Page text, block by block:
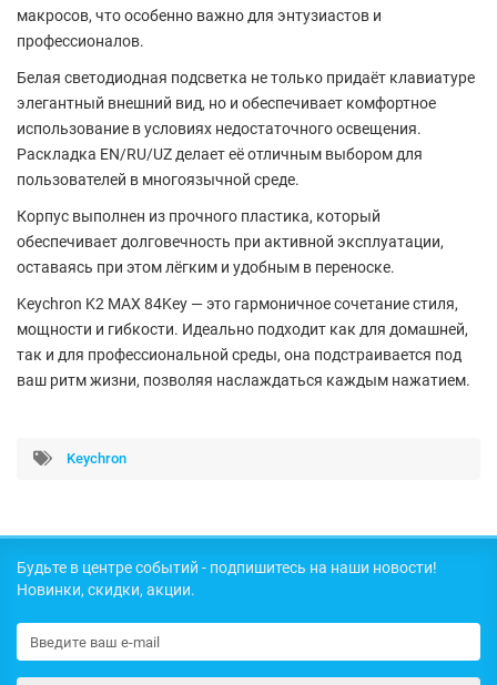
макросов, что особенно важно для энтузиастов и
профессионалов.
Белая светодиодная подсветка не только придаёт клавиатуре
элегантный внешний вид, но и обеспечивает комфортное
использование в условиях недостаточного освещения.
Раскладка EN/RU/UZ делает её отличным выбором для
пользователей в многоязычной среде.
Корпус выполнен из прочного пластика, который
обеспечивает долговечность при активной эксплуатации,
оставаясь при этом лёгким и удобным в переноске.
Keychron K2 MAX 84Key — это гармоничное сочетание стиля,
мощности и гибкости. Идеально подходит как для домашней,
так и для профессиональной среды, она подстраивается под
ваш ритм жизни, позволяя наслаждаться каждым нажатием.
Keychron
Будьте в центре событий - подпишитесь на наши новости!
Новинки, скидки, акции.